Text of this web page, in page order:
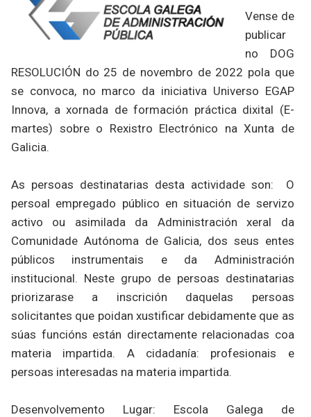
Vense de
publicar
no DOG
RESOLUCIÓN do 25 de novembro de 2022 pola que
se convoca, no marco da iniciativa Universo EGAP
Innova, a xornada de formación práctica dixital (E-
martes) sobre o Rexistro Electrónico na Xunta de
Galicia.
As persoas destinatarias desta actividade son: O
persoal empregado público en situación de servizo
activo ou asimilada da Administración xeral da
Comunidade Autónoma de Galicia, dos seus entes
públicos instrumentais e da Administración
institucional. Neste grupo de persoas destinatarias
priorizarase a inscrición daquelas persoas
solicitantes que poidan xustificar debidamente que as
súas funcións están directamente relacionadas coa
materia impartida. A cidadanía: profesionais e
persoas interesadas na materia impartida.
Desenvolvemento Lugar: Escola Galega de